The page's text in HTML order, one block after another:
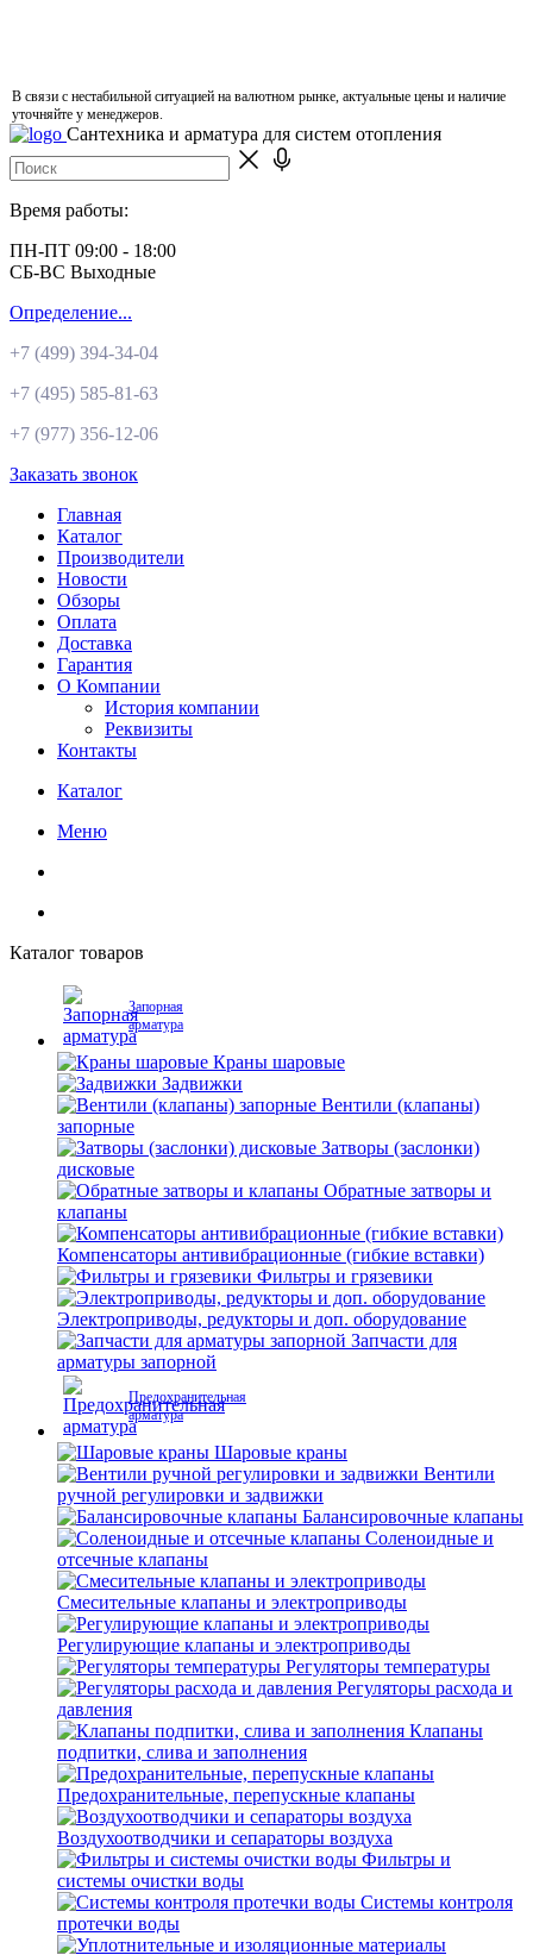
В связи с нестабильной ситуацией на валютном рынке, актуальные цены и наличие
уточняйте у менеджеров.
Сантехника и арматура для систем отопления
Время работы:
ПН-ПТ 09:00 - 18:00
СБ-ВС Выходные
Определение...
+7 (499) 394-34-04
+7 (495) 585-81-63
+7 (977) 356-12-06
Заказать звонок
Главная
Каталог
Производители
Новости
Обзоры
Оплата
Доставка
Гарантия
О Компании
История компании
Реквизиты
Контакты
Каталог
Меню
Каталог товаров
Запорная
арматура
Краны шаровые
Задвижки
Вентили (клапаны)
запорные
Затворы (заслонки)
дисковые
Обратные затворы и
клапаны
Компенсаторы антивибрационные (гибкие вставки)
Фильтры и грязевики
Электроприводы, редукторы и доп. оборудование
Запчасти для
арматуры запорной
Предохранительная
арматура
Шаровые краны
Вентили
ручной регулировки и задвижки
Балансировочные клапаны
Соленоидные и
отсечные клапаны
Смесительные клапаны и электроприводы
Регулирующие клапаны и электроприводы
Регуляторы температуры
Регуляторы расхода и
давления
Клапаны
подпитки, слива и заполнения
Предохранительные, перепускные клапаны
Воздухоотводчики и сепараторы воздуха
Фильтры и
системы очистки воды
Системы контроля
протечки воды